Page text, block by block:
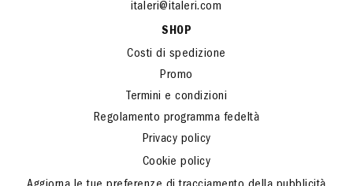
italeri@italeri.com
SHOP
Costi di spedizione
Promo
Termini e condizioni
Regolamento programma fedeltà
Privacy policy
Cookie policy